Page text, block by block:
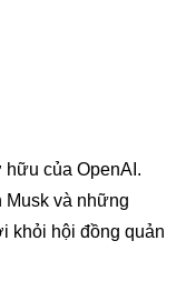
của OpenAI.
và những
khỏi hội đồng quản